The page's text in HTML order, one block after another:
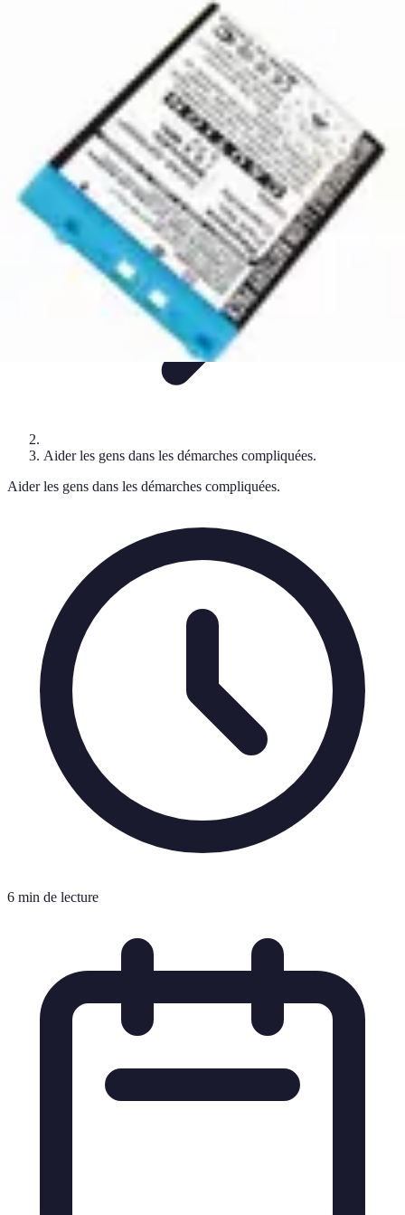
Aider les gens dans les démarches compliquées.
Démarches administratives
Aider les gens dans les démarches compliquées.
Aider les gens dans les démarches compliquées.
Aider les gens dans les démarches compliquées.
6 min de lecture